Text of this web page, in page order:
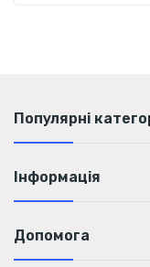
Популярні
Інформація
Допомога